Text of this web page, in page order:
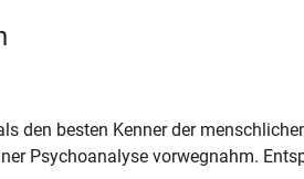
den besten Kenner der
Psychoanalyse vorwegnahm.